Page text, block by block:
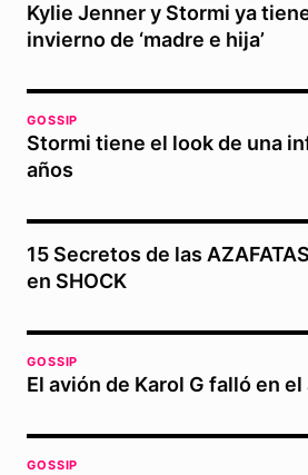
Kylie Jenner y Stormi ya
invierno de ‘madre e hija’
GOSSIP
Stormi tiene el look de una
años
15 Secretos de las
en SHOCK
GOSSIP
El avión de Karol G falló en el
GOSSIP